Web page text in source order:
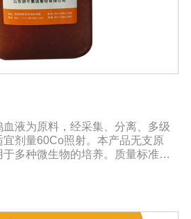
液为原料，经采集、分离、多级
剂量60Co照射。本产品无支原
多种微生物的培养。质量标准：
20℃有效期：5年注意事项：解
-20℃→2-8℃→ 室温），可减少沉
会受到影响。